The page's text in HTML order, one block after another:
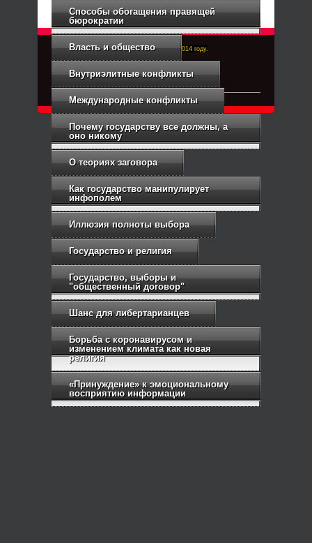
Способы обогащения правящей
бюрократии
Власть и общество
Внутриэлитные конфликты
Международные конфликты
Почему государству все должны, а
оно никому
О теориях заговора
Как государство манипулирует
инфополем
Иллюзия полноты выбора
Государство и религия
Государство, выборы и
"общественный договор"
Шанс для либертарианцев
Борьба с коронавирусом и
изменением климата как новая
религия
«Принуждение» к эмоциональному
восприятию информации
Right-Dexter-ПРАВЫЙ ФРОНТ. Основан в 2014 году.